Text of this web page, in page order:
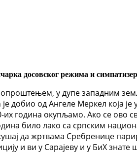
досовског режима и
опроштењем, у дупе западним
добио од Ангеле Меркел која
их година окупљамо. Ако се ово
било лако са српским
да жртвама Сребренице
и ви у Сарајеву и у БиХ